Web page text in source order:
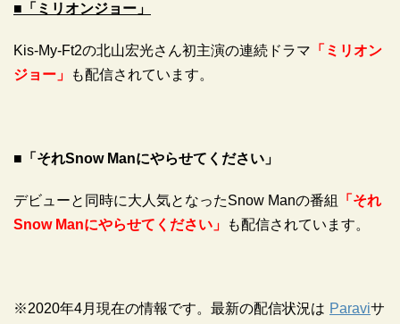
■「ミリオンジョー」
Kis-My-Ft2の北山宏光さん初主演の連続ドラマ 「ミリオン
ジョー」
も配信されています。
■「それSnow Manにやらせてください」
デビューと同時に大人気となったSnow Manの番組
「それ
Snow Manにやらせてください」
も配信されています。
※2020年4月現在の情報です。最新の配信状況は Paraviサ